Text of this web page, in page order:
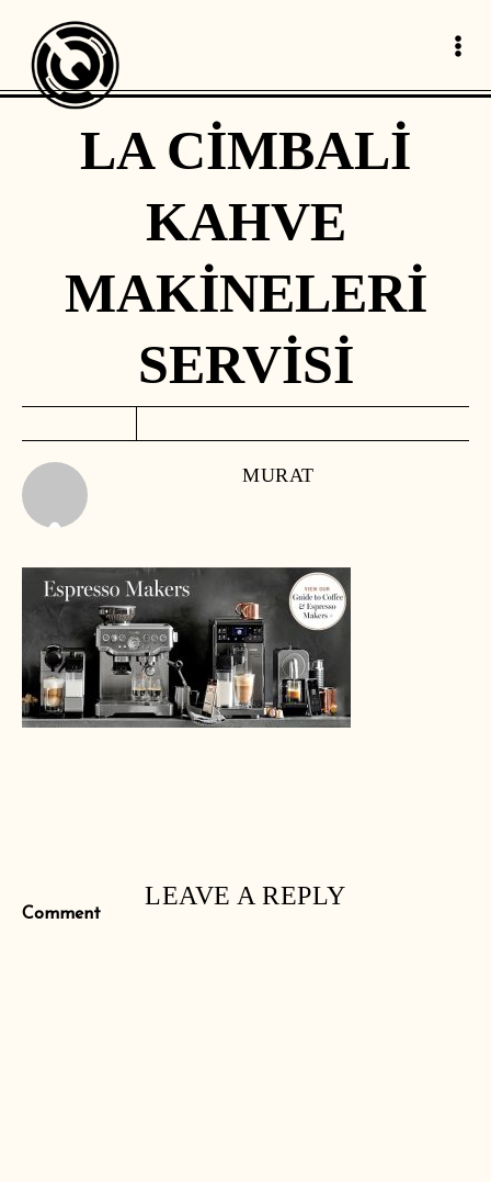
LA CİMBALİ
KAHVE
MAKİNELERİ
SERVİSİ
MURAT
LEAVE A REPLY
Comment